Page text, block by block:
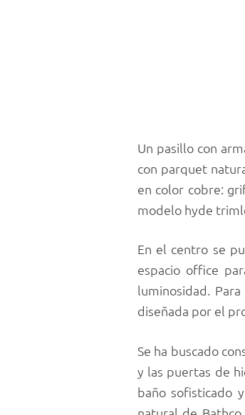
Un pasillo con
con parquet
en color cobre:
modelo hyde
En el centro se
espacio office
luminosidad.
diseñada por el
Se ha buscado
y las puertas de
baño sofisticado